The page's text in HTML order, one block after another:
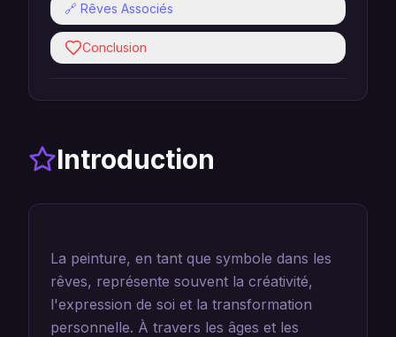
🔗 Rêves Associés
Conclusion
Introduction
La peinture, en tant que symbole dans les
rêves, représente souvent la créativité,
l'expression de soi et la transformation
personnelle. À travers les âges et les